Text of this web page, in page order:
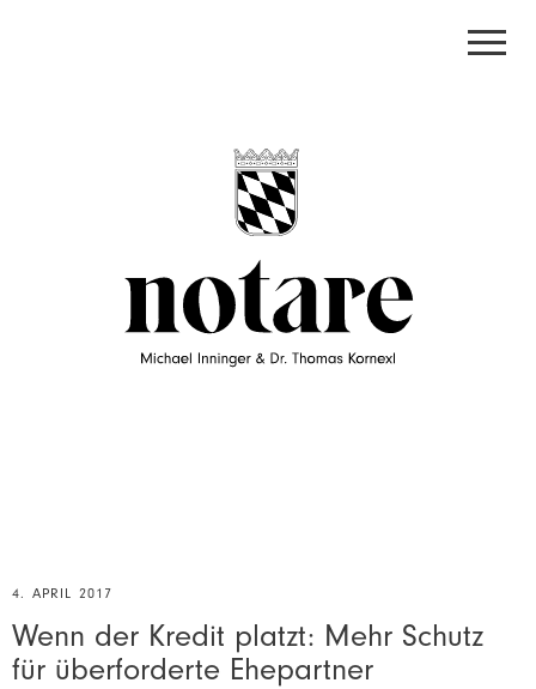
4. APRIL 2017
Wenn der Kredit platzt: Mehr Schutz
für überforderte Ehepartner